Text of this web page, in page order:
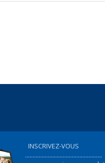
INSCRIVEZ-VOUS
...................................................